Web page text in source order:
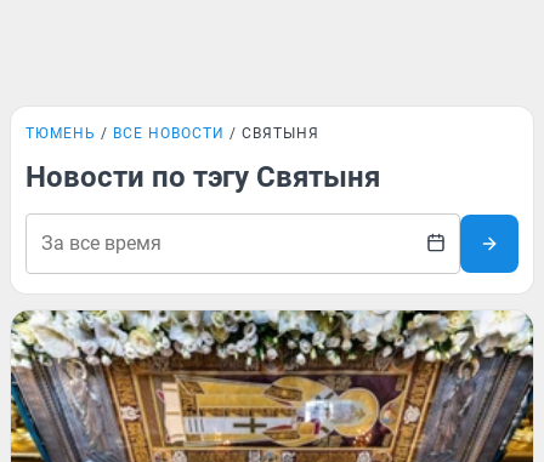
ТЮМЕНЬ ВСЕ НОВОСТИ СВЯТЫНЯ
Новости по тэгу Святыня